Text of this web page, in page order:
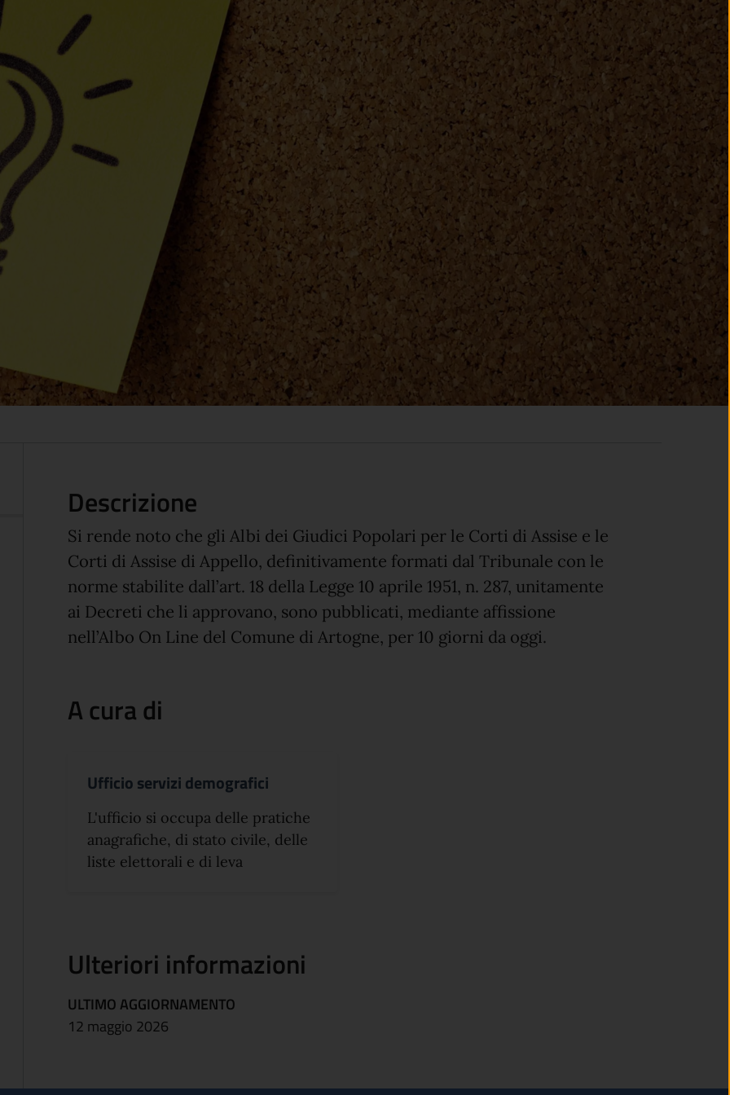
Descrizione
Si rende noto che gli Albi dei Giudici Popolari per le Corti di Assise e le
Corti di Assise di Appello, definitivamente formati dal Tribunale con le
norme stabilite dall’art. 18 della Legge 10 aprile 1951, n. 287, unitamente
ai Decreti che li approvano, sono pubblicati, mediante affissione
nell’Albo On Line del Comune di Artogne, per 10 giorni da oggi.
A cura di
Ufficio servizi demografici
L'ufficio si occupa delle pratiche
anagrafiche, di stato civile, delle
liste elettorali e di leva
Ulteriori informazioni
ULTIMO AGGIORNAMENTO
12 maggio 2026